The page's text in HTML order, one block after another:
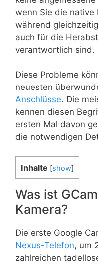
wenn Sie die native
während
auch für die
verantwortlich sind.
Diese Probleme
neuesten
Anschlüsse. Die
kennen diesen
ersten Mal davon
die notwendigen
Inhalte [show]
Was ist
Kamera?
Die erste Google
Nexus-Telefon, um
zahlreichen